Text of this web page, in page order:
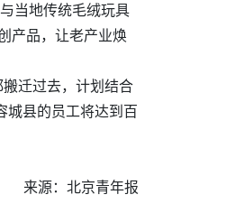
当地传统毛绒玩具
产品，让老产业焕
迁过去，计划结合
城县的员工将达到百
来源：北京青年报